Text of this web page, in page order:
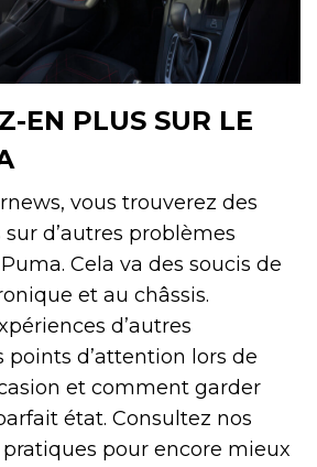
EN PLUS SUR LE
vous trouverez des
d’autres problèmes
Cela va des soucis de
et au châssis.
d’autres
points d’attention lors de
et comment garder
état. Consultez nos
pour encore mieux